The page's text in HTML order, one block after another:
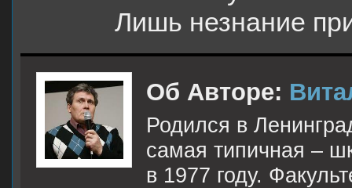
Лишь незнание
Об Авторе:
Родился в
самая типичная –
в 1977 году.